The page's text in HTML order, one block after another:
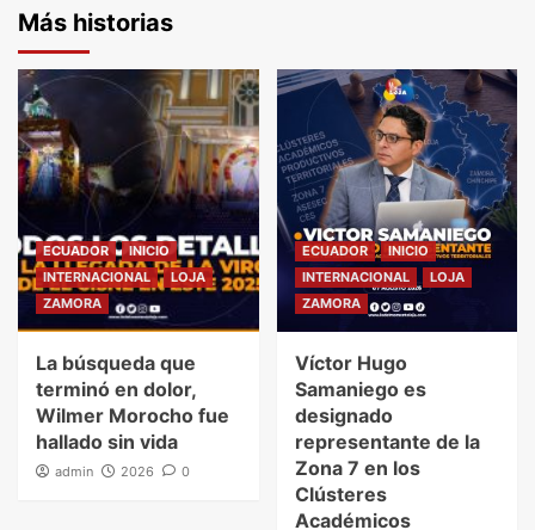
Más historias
ECUADOR
INICIO
INTERNACIONAL
LOJA
ZAMORA
La búsqueda que
terminó en dolor,
Wilmer Morocho fue
hallado sin vida
admin 2026 0
ECUADOR
INICIO
INTERNACIONAL
LOJA
ZAMORA
Víctor Hugo
Samaniego es
designado
representante de la
Zona 7 en los
Clústeres
Académicos